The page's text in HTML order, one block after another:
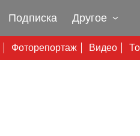
Фоторепортаж Видео
Подписка Другое